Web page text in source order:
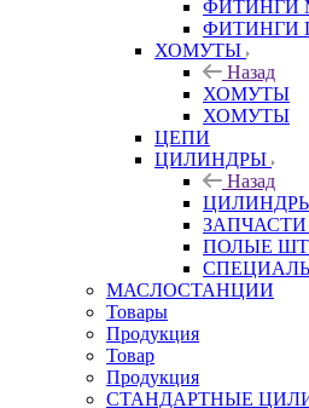
ФИТИНГИ
ФИТИНГИ
ХОМУТЫ
Назад
ХОМУТЫ
ХОМУТЫ
ЦЕПИ
ЦИЛИНДРЫ
Назад
ЗАПЧАСТИ
ПОЛЫЕ
МАСЛОСТАНЦИИ
Товары
Продукция
Товар
Продукция
СТАНДАРТНЫЕ